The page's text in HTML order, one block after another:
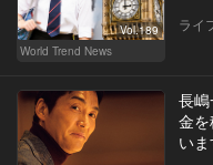
Vol.189
World Trend News
ライ
長
金
い